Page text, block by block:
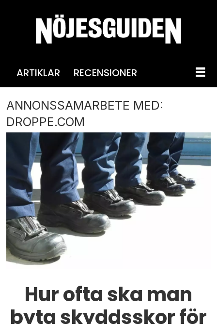
ARTIKLAR RECENSIONER
ANNONSSAMARBETE MED:
DROPPE.COM
Hur ofta ska man
byta skyddsskor för